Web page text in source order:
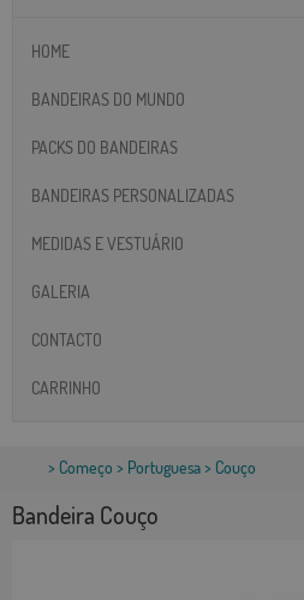
HOME
BANDEIRAS DO MUNDO
PACKS DO BANDEIRAS
BANDEIRAS PERSONALIZADAS
MEDIDAS E VESTUÁRIO
GALERIA
CONTACTO
CARRINHO
> Começo > Portuguesa> Couço
Bandeira Couço